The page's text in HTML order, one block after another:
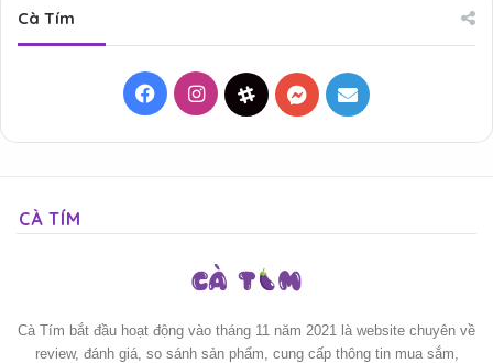
Cà Tím
FacebookInstagramThreadsMessenger
Mail
CÀ TÍM
Cà Tím bắt đầu hoạt động vào tháng 11 năm 2021 là website chuyên về
review, đánh giá, so sánh sản phẩm, cung cấp thông tin mua sắm,